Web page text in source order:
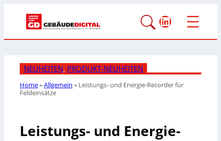
LinkedIn
NEUHEITEN, PRODUKT-NEUHEITEN
Home»Allgemein » Leistungs- und Energie-Recorder für
Feldeinsätze
Leistungs- und Energie-